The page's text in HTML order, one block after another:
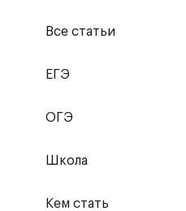
Все статьи
ЕГЭ
ОГЭ
Школа
Кем стать